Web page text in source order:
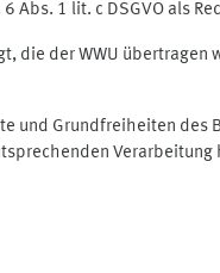
Abs. 1 lit. c DSGVO als
die der WWU übertragen
und Grundfreiheiten des